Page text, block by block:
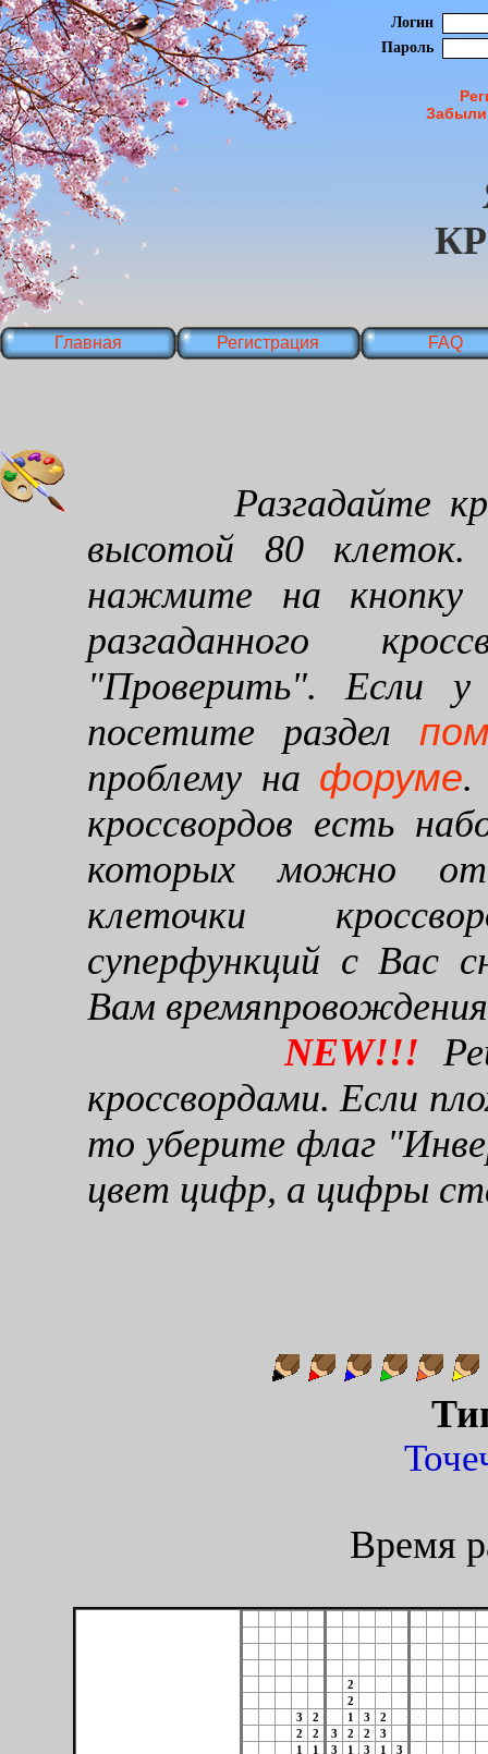
Логин
Пароль
Главная Регистрация FAQ
Разгадайте
высотой 80 клеток.
нажмите на кнопку
разгаданного
"Проверить". Если
посетите раздел
проблему на форуме.
кроссвордов есть
которых можно
клеточки
суперфункций с Вас
Вам
NEW!!!
кроссвордами. Если
то уберите флаг
цвет цифр, а цифры
Время
2
2
3
2 1 3
2
2
2 3 2 2
3
1
1 3 1 3 1
3